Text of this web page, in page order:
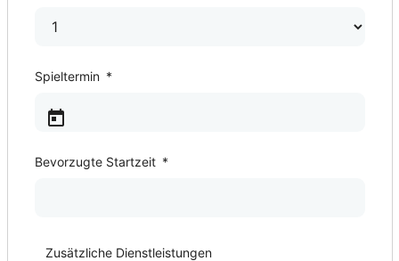
Spieltermin *
Bevorzugte Startzeit *
2. Spieltermin*
Bevorzugte Startzeit *
3. Spieltermin*
Bevorzugte Startzeit *
4. Spieltermin*
Bevorzugte Startzeit *
5. Spieltermin*
Bevorzugte Startzeit *
Zusätzliche Dienstleistungen